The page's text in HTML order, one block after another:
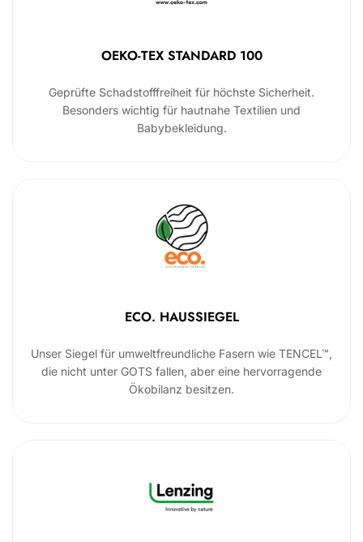
OEKO-TEX STANDARD 100
Geprüfte Schadstofffreiheit für höchste Sicherheit.
Besonders wichtig für hautnahe Textilien und
Babybekleidung.
ECO. HAUSSIEGEL
Unser Siegel für umweltfreundliche Fasern wie TENCEL™,
die nicht unter GOTS fallen, aber eine hervorragende
Ökobilanz besitzen.